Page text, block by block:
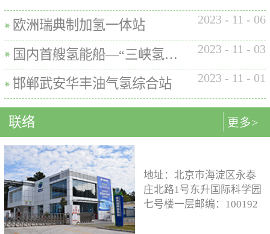
数表常规工作压力等级35MPa /
70MPa / 35&70MPa流量范围
0.1~7.2 kg/min计量精度±1%可
选加氢枪TK16或TK17或TK25
加氢枪数量单枪或双枪红外通
讯可选配预冷可选配防爆等级
（参考）II 3 G Ex h ia db mb eb
26990、GB/T 29126、GB/T
24549等标准。公司车载氢系统
氢系统主要包括加氢模块、储
氢模块、供氢模块以及控制模
块。车载储供氢系统所有管
路、阀门及接头等采用不与高
压氢气介质发生化学反应的材
料。电气元件及线束均具有防
水、阻燃防爆的功能；车载储
供氢系统及其附属零部件均通
过高低温、盐雾、IP防护等级
等相关型式试验，以保证氢系
统的安全性及稳定性；氢系统
支架、加注口等均通过检验验
证；系统具备防过压、防过
国内、欧盟、日本等地得到应
用。撬装一体式制氢、储氢、
地小，节省空间，维护维修方
便。2. 各模块紧密融合，运行
效率高。3. 节能环保。撬装一
体式装置性能参数表制氢能力
500Nm3以下加氢等级
100~1000kg/d氢气压缩额定工作
压力45MPa/87.5MPa氢气加注额
定工作压力35MPa/70MPa环境
温度-40~+50℃参考标准T/ZSA
235-2024, GB50516, GB 50177,
GB/T 43674, IEC 60069, EN ISO
80079等。
欧洲瑞典制加氢一体站 2023 - 11 - 06
国内首艘氢能船—“三峡氢舟1”号船载氢系统 2023 - 11 - 03
邯郸武安华丰油气氢综合站 2023 - 11 - 01
更多>
联络
地址：北京市海淀区永泰
庄北路1号东升国际科学园
七号楼一层邮编：100192